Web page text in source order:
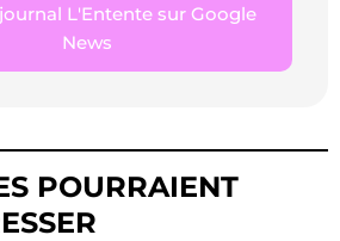
L'Entente sur Google
News
POURRAIENT